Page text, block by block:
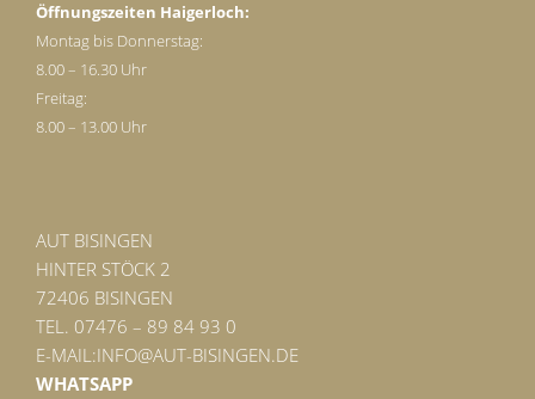
Öffnungszeiten Haigerloch:
Montag bis Donnerstag:
8.00 – 16.30 Uhr
Freitag:
8.00 – 13.00 Uhr
AUT BISINGEN
HINTER STÖCK 2
72406 BISINGEN
TEL. 07476 – 89 84 93 0
E-MAIL:INFO@AUT-BISINGEN.DE
WHATSAPP